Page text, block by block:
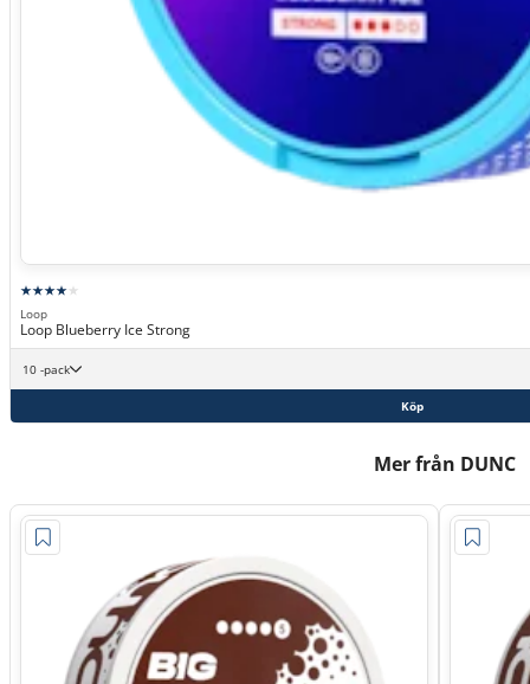
Loop
Loop Blueberry Ice Strong
10 -pack
Köp
Mer från DUNC